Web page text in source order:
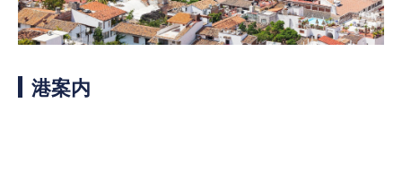
客船のご案内
寄港地ガイド
港案内